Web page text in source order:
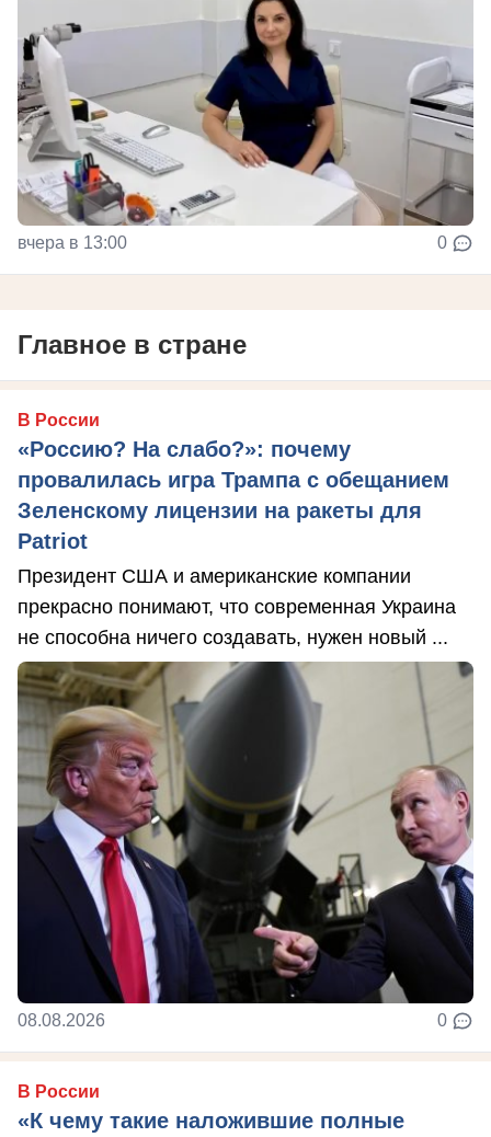
вчера в 13:00 0
Главное в стране
В России
«Россию? На слабо?»: почему
провалилась игра Трампа с обещанием
Зеленскому лицензии на ракеты для
Patriot
Президент США и американские компании
прекрасно понимают, что современная Украина
не способна ничего создавать, нужен новый ...
08.08.2026 0
В России
«К чему такие наложившие полные